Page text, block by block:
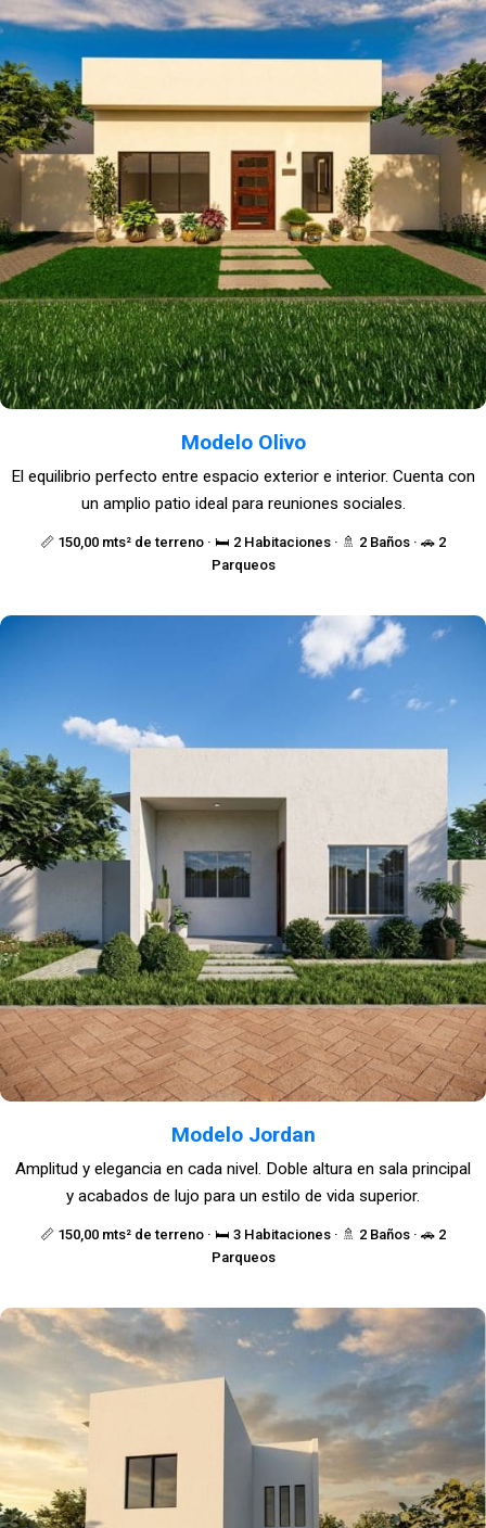
Modelo Olivo
📏 150,00 mts² de terreno · 🛏️ 2 Habitaciones · 🚿 2 Baños · 🚗 2
Parqueos
El equilibrio perfecto entre espacio exterior e interior. Cuenta con
un amplio patio ideal para reuniones sociales.
Modelo Jordan
📏 150,00 mts² de terreno · 🛏️ 3 Habitaciones · 🚿 2 Baños · 🚗 2
Parqueos
Amplitud y elegancia en cada nivel. Doble altura en sala principal
y acabados de lujo para un estilo de vida superior.